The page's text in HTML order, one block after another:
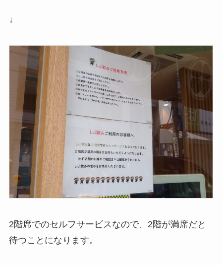
↓
2階席でのセルフサービスなので、2階が満席だと
待つことになります。